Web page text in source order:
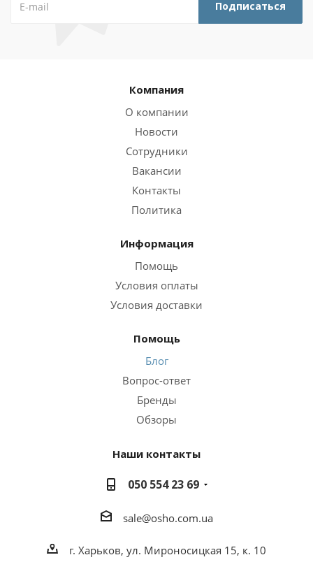
Компания
О компании
Новости
Сотрудники
Вакансии
Контакты
Политика
Информация
Помощь
Условия оплаты
Условия доставки
Помощь
Блог
Вопрос-ответ
Бренды
Обзоры
Наши контакты
050 554 23 69
sale@osho.com.ua
г. Харьков, ул. Мироносицкая 15, к. 10